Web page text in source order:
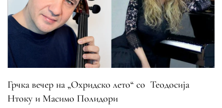
Грчка вечер на „Охридско лето“ со Теодосија
Нтоку и Масимо Полидори